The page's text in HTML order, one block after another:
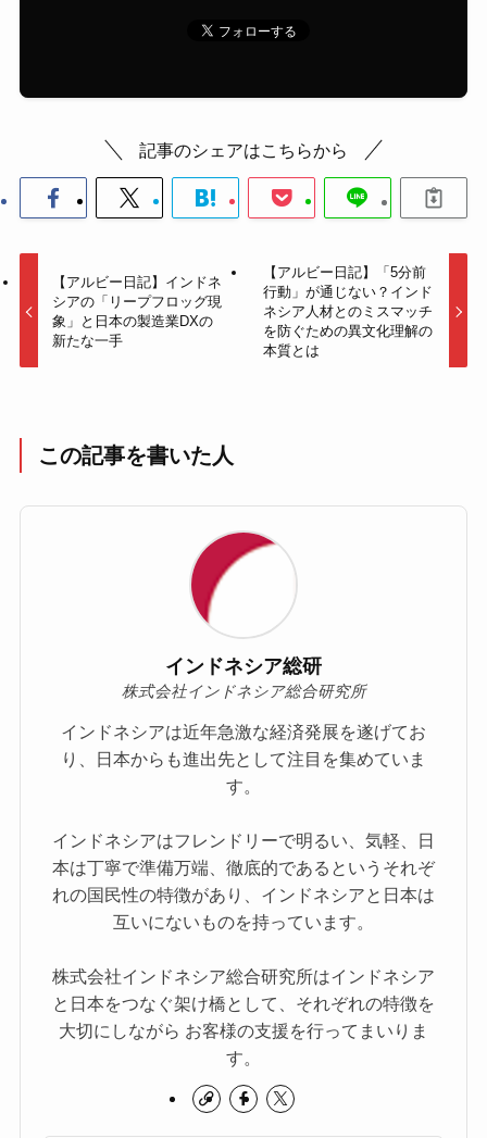
記事のシェアはこちらから
【アルビー日記】インドネ
シアの「リープフロッグ現
象」と日本の製造業DXの
新たな一手
【アルビー日記】「5分前
行動」が通じない？インド
ネシア人材とのミスマッチ
を防ぐための異文化理解の
本質とは
この記事を書いた人
インドネシア総研
株式会社インドネシア総合研究所
インドネシアは近年急激な経済発展を遂げてお
り、日本からも進出先として注目を集めていま
す。
インドネシアはフレンドリーで明るい、気軽、日
本は丁寧で準備万端、徹底的であるというそれぞ
れの国民性の特徴があり、インドネシアと日本は
互いにないものを持っています。
株式会社インドネシア総合研究所はインドネシア
と日本をつなぐ架け橋として、それぞれの特徴を
大切にしながら お客様の支援を行ってまいりま
す。